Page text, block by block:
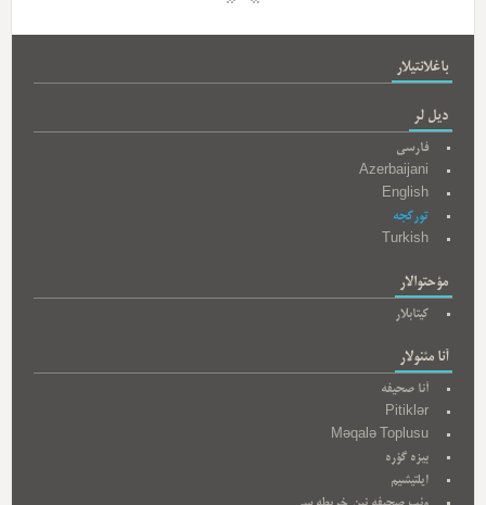
باغلانتیلار
دیل لر
فارسی
Azerbaijani
English
تورکجه
Turkish
مؤحتوالار
کیتابلار
آنا مئنولار
آنا صحیفه
Pitiklər
Məqalə Toplusu
بیزه گؤره
ایلتیشیم